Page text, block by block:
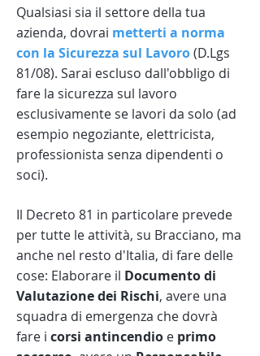
Qualsiasi sia il settore della tua
azienda, dovrai metterti a norma
con la Sicurezza sul Lavoro(D.Lgs
81/08). Sarai escluso dall'obbligo di
fare la sicurezza sul lavoro
esclusivamente se lavori da solo (ad
esempio negoziante, elettricista,
professionista senza dipendenti o
soci).
Il Decreto 81 in particolare prevede
per tutte le attività, su Bracciano, ma
anche nel resto d'Italia, di fare delle
cose: Elaborare il Documento di
Valutazione dei Rischi, avere una
squadra di emergenza che dovrà
fare i corsi antincendio e primo